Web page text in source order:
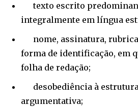
texto escrito
integralmente em língua
nome, assinatura,
forma de identificação, em
folha de redação;
desobediência à
argumentativa;